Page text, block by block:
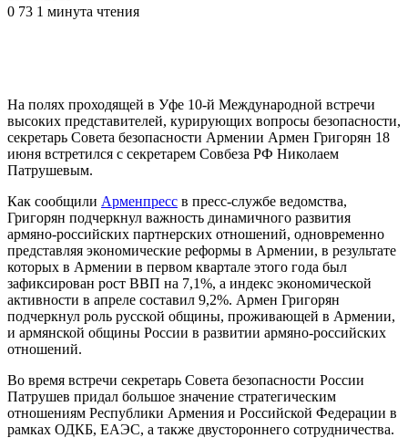
0 73 1 минута чтения
На полях проходящей в Уфе 10-й Международной встречи
высоких представителей, курирующих вопросы безопасности,
секретарь Совета безопасности Армении Армен Григорян 18
июня встретился с секретарем Совбеза РФ Николаем
Патрушевым.
Как сообщили Арменпресс в пресс-службе ведомства,
Григорян подчеркнул важность динамичного развития
армяно-российских партнерских отношений, одновременно
представляя экономические реформы в Армении, в результате
которых в Армении в первом квартале этого года был
зафиксирован рост ВВП на 7,1%, а индекс экономической
активности в апреле составил 9,2%. Армен Григорян
подчеркнул роль русской общины, проживающей в Армении,
и армянской общины России в развитии армяно-российских
отношений.
Во время встречи секретарь Совета безопасности России
Патрушев придал большое значение стратегическим
отношениям Республики Армения и Российской Федерации в
рамках ОДКБ, ЕАЭС, а также двустороннего сотрудничества.